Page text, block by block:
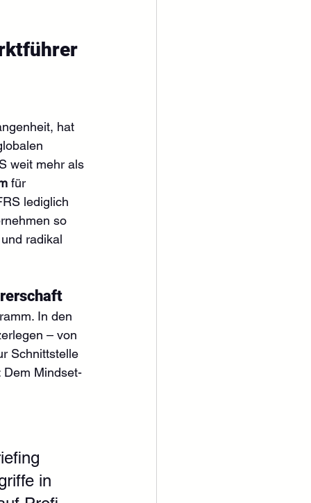
hat
weit mehr als
für
lediglich
so
radikal
In den
– von
Schnittstelle
Dem Mindset-
in